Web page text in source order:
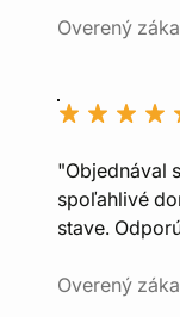
Overený
"Objednával
spoľahlivé
stave.
Overený